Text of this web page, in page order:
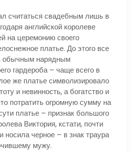
считаться свадебным лишь в
английской королеве
на церемонию своего
платье. До этого все
обычным нарядным
гардероба – чаще всего в
же платье символизировало
и невинность, а богатство и
потратить огромную сумму на
платье – признак большого
Виктория, кстати, почти
носила черное – в знак траура
мужу.